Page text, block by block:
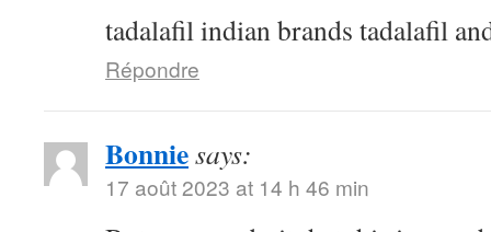
tadalafil indian brands tadalafil
Répondre
Bonniesays:
17 août 2023 at 14 h 46 min